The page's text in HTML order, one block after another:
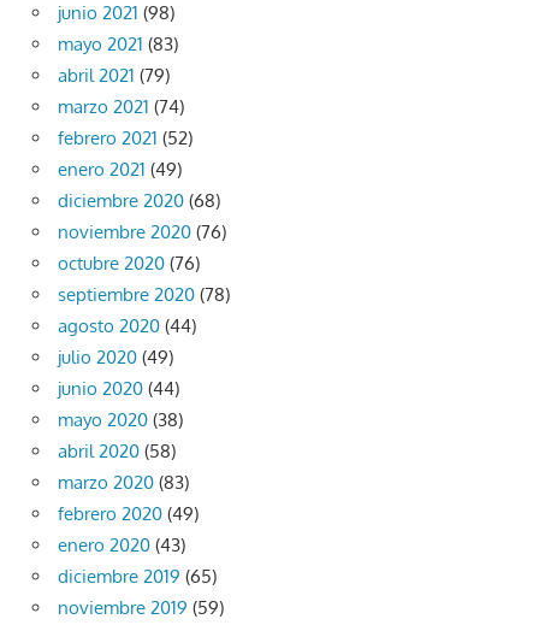
junio 2021 (98)
mayo 2021 (83)
abril 2021 (79)
marzo 2021 (74)
febrero 2021 (52)
enero 2021 (49)
diciembre 2020 (68)
noviembre 2020 (76)
octubre 2020 (76)
septiembre 2020 (78)
agosto 2020 (44)
julio 2020 (49)
junio 2020 (44)
mayo 2020 (38)
abril 2020 (58)
marzo 2020 (83)
febrero 2020 (49)
enero 2020 (43)
diciembre 2019 (65)
noviembre 2019 (59)